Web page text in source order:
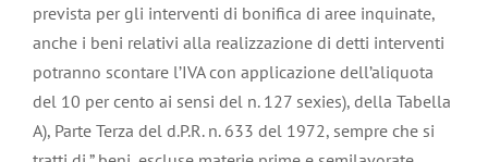
prevista per gli interventi di bonifica di aree inquinate,
anche i beni relativi alla realizzazione di detti interventi
potranno scontare l’IVA con applicazione dell’aliquota
del 10 per cento ai sensi del n. 127 sexies), della Tabella
A), Parte Terza del d.P.R. n. 633 del 1972, sempre che si